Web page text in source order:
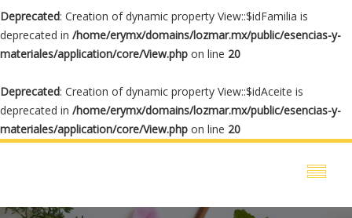
Deprecated: Creation of dynamic property View::$idFamilia is
deprecated in /home/erymx/domains/lozmar.mx/public/esencias-y-
materiales/application/core/View.php on line 20
Deprecated: Creation of dynamic property View::$idAceite is
deprecated in /home/erymx/domains/lozmar.mx/public/esencias-y-
materiales/application/core/View.php on line 20